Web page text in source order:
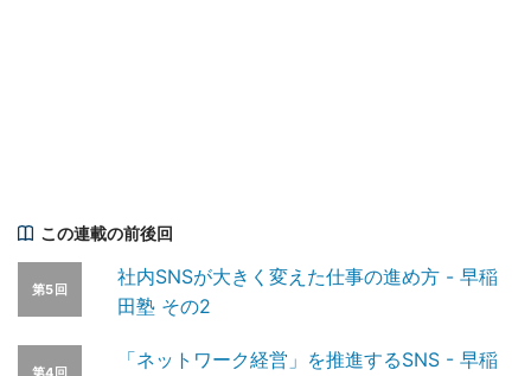
この連載の前後回
第5回
社内SNSが大きく変えた仕事の進め方 - 早稲
田塾 その2
第4回
「ネットワーク経営」を推進するSNS - 早稲